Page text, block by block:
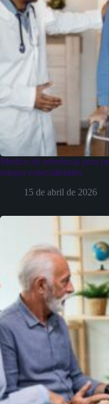
Médico de referência para
integra especialidades
15 de abril de 2026